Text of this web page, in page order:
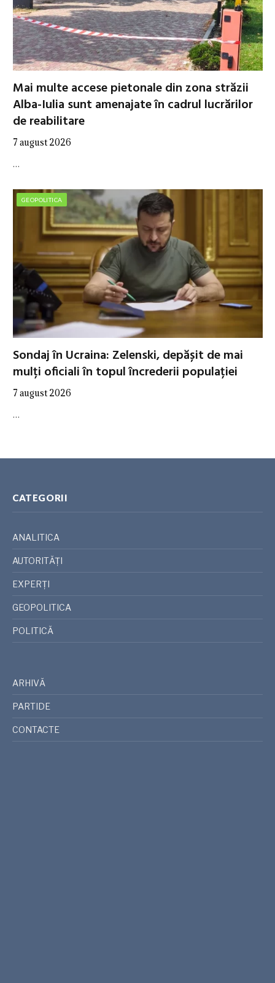
Mai multe accese pietonale din zona străzii
Alba-Iulia sunt amenajate în cadrul lucrărilor
de reabilitare
7 august 2026
…
GEOPOLITICA
Sondaj în Ucraina: Zelenski, depășit de mai
mulți oficiali în topul încrederii populației
7 august 2026
…
CATEGORII
ANALITICA
AUTORITĂȚI
EXPERȚI
GEOPOLITICA
POLITICĂ
ARHIVĂ
PARTIDE
CONTACTE